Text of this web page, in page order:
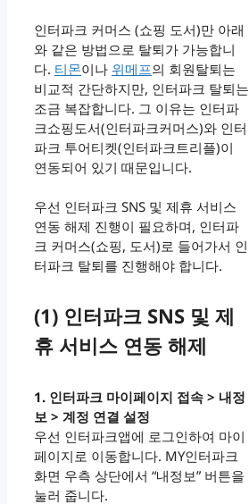
인터파크 커머스 (쇼핑 도서)만 아래
와 같은 방법으로 탈퇴가 가능합니
다. 티몬이나 위메프의 회원탈퇴는
비교적 간단하지만, 인터파크 탈퇴는
조금 복잡합니다. 그 이유는 인터파
크쇼핑도서(인터파크커머스)와 인터
파크 투어티켓(인터파크트리플)이
연동되어 있기 때문입니다.
우선 인터파크 SNS 및 제휴 서비스
연동 해제 진행이 필요하며, 인터파
크 커머스(쇼핑, 도서)로 들어가서 인
터파크 탈퇴를 진행해야 합니다.
(1) 인터파크 SNS 및 제
휴 서비스 연동 해제
1. 인터파크 마이페이지 접속 > 내정
보 > 계정 연결 설정
우선 인터파크앱에 로그인하여 마이
페이지로 이동합니다. MY인터파크
화면 우측 상단에서 “내정보” 버튼을
눌러 줍니다.